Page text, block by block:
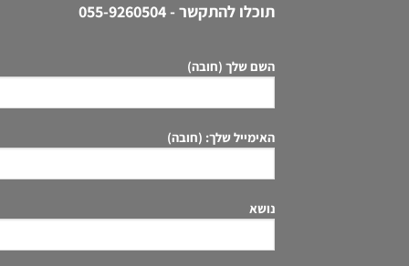
תוכלו להתקשר -055-9260504
השם שלך (חובה)
האימייל שלך: (חובה)
נושא